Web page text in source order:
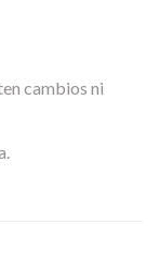
cambios ni